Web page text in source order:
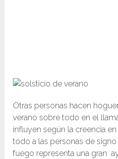
Otras personas hacen
verano sobre todo en el
influyen según la creencia
todo a las personas de signo
fuego representa una gran